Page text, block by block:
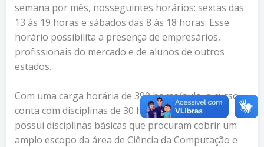
semana por mês, nosseguintes horários: sextas das
13 às 19 horas e sábados das 8 às 18 horas. Esse
horário possibilita a presença de empresários,
profissionais do mercado e de alunos de outros
estados.
Com uma carga horária de 390 horas/aula, o curso
conta com disciplinas de 30 horas/aula. O curso
possui disciplinas básicas que procuram cobrir um
amplo escopo da área de Ciência da Computação e